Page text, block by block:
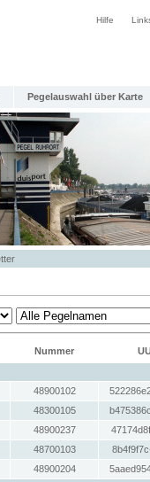
Hilfe
Pegelauswahl über Karte
Nummer
48900102
48300105
48900237
48700103
48900204